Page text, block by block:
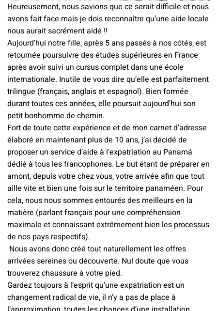
Heureusement, nous savions que ce serait difficile et nous
avons fait face mais je dois reconnaître qu’une aide locale
nous aurait sacrément aidé !!
Aujourd’hui notre fille, après 5 ans passés à nos côtés, est
retournée poursuivre des études supérieures en France
après avoir suivi un cursus complet dans une école
internationale. Inutile de vous dire qu’elle est parfaitement
trilingue (français, anglais et espagnol). Bien formée
durant toutes ces années, elle poursuit aujourd’hui son
petit bonhomme de chemin.
Fort de toute cette expérience et de mon carnet d’adresse
élaboré en maintenant plus de 10 ans, j’ai décidé de
proposer un service d’aide à l’expatriation au Panamá
dédié à tous les francophones. Le but étant de préparer en
amont, depuis votre chez vous, votre arrivée afin que tout
aille vite et bien une fois sur le territoire panaméen. Pour
cela, nous nous sommes entourés des meilleurs en la
matière (parlant français pour une compréhension
maximale et connaissant extrêmement bien les processus
de nos pays respectifs).
Nous avons donc créé tout naturellement les offres
arrivées sereines ou découverte. Nul doute que vous
trouverez chaussure à votre pied.
Gardez toujours à l’esprit qu’une expatriation est un
changement radical de vie, il n’y a pas de place à